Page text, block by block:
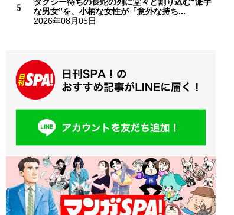
な男女”を、小柄な女性が「意外な持ち...
2026年08月05日